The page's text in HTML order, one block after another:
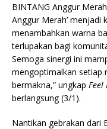
BINTANG Anggur
Anggur Merah’ menjadi
menambahkan warna
terlupakan bagi
Semoga sinergi ini
mengoptimalkan setiap
bermakna,” ungkap Feel
berlangsung (3/1).
Nantikan gebrakan dari